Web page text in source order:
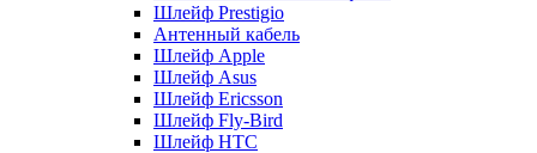
Шлейф Prestigio
Антенный кабель
Шлейф Apple
Шлейф Asus
Шлейф Ericsson
Шлейф Fly-Bird
Шлейф HTC